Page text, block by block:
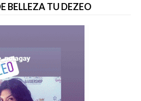
BELLEZA TU DEZEO